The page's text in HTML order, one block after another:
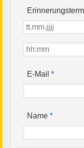
E-Mail*
Name*